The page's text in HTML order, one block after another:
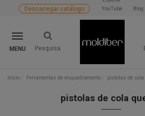
Blog
YouTube
Descarregar catálogo
MENU Pesquisa
Início Ferramentas de enquadramento pistolas de cola
pistolas de cola